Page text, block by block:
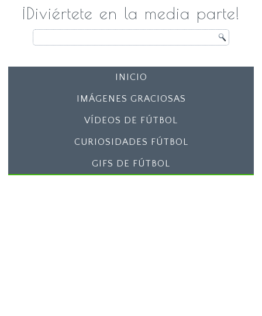
¡Diviértete en la media parte!
INICIO
IMÁGENES GRACIOSAS
VÍDEOS DE FÚTBOL
CURIOSIDADES FÚTBOL
GIFS DE FÚTBOL